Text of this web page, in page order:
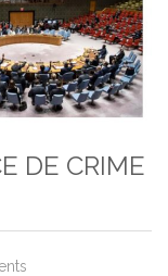
DE CRIME